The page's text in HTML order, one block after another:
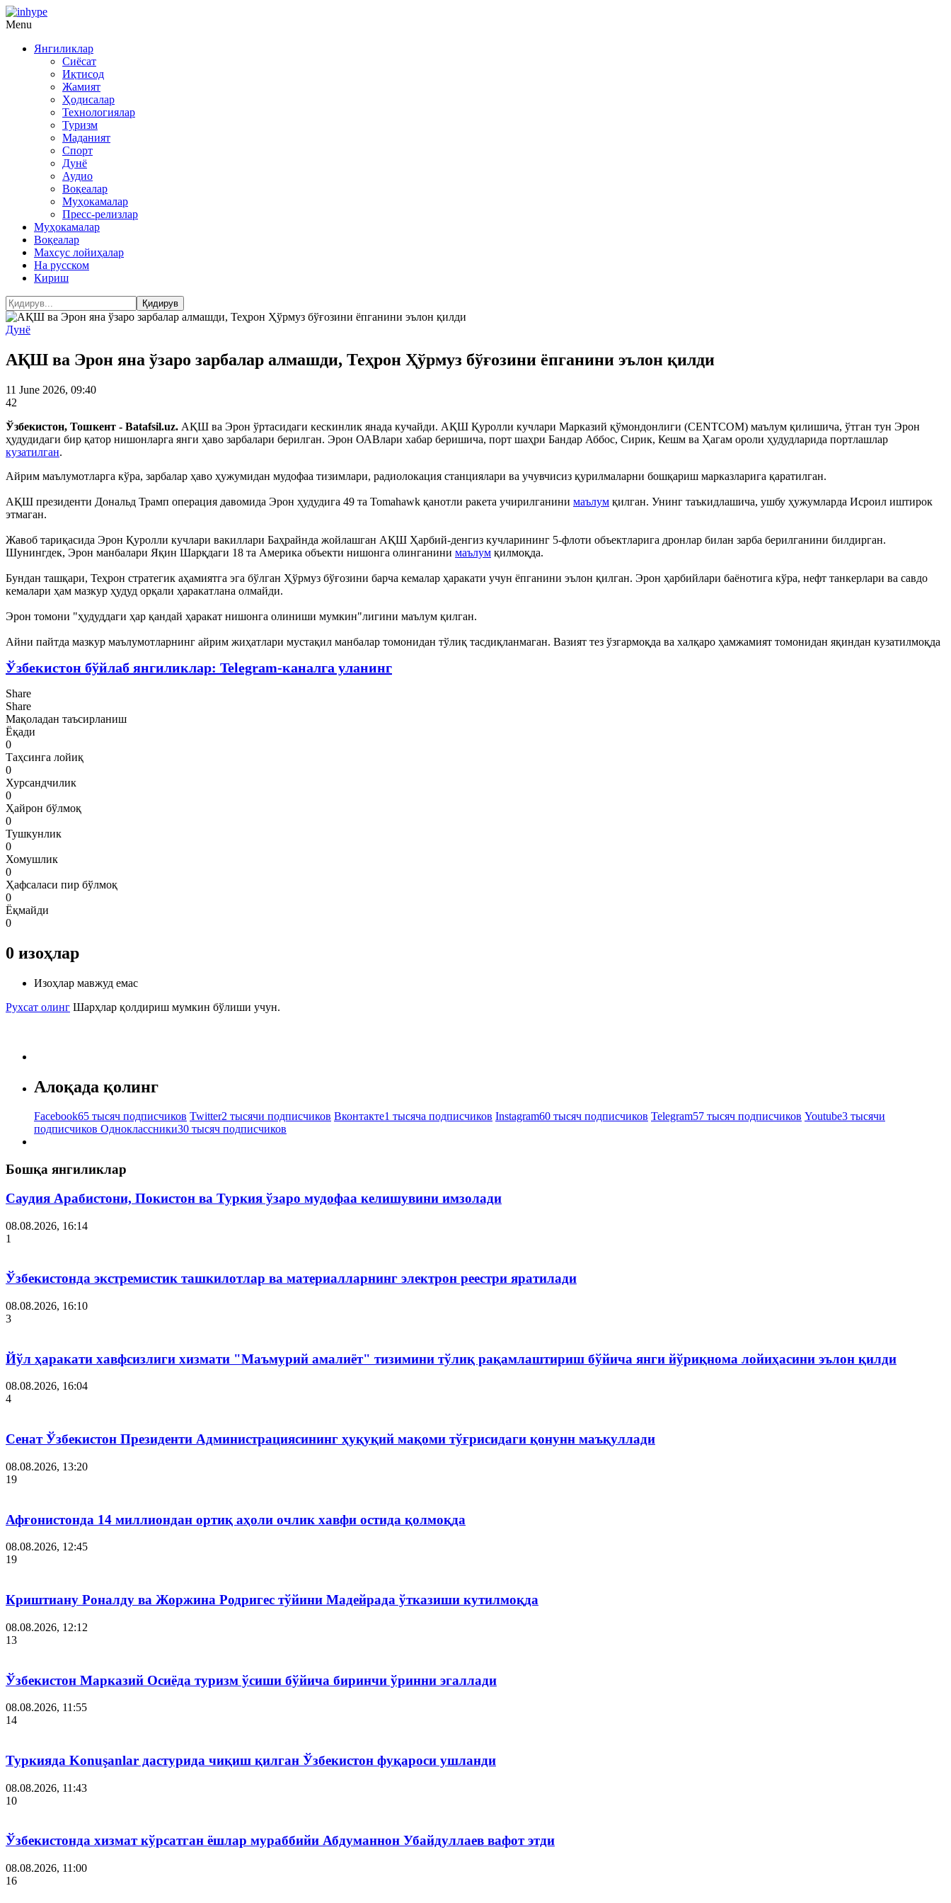
Menu
Янгиликлар
Сиёсат
Иқтисод
Жамият
Ҳодисалар
Технологиялар
Туризм
Маданият
Спорт
Дунё
Аудио
Воқеалар
Муҳокамалар
Пресс-релизлар
Муҳокамалар
Воқеалар
Махсус лойиҳалар
На русском
Кириш
Дунё
АҚШ ва Эрон яна ўзаро зарбалар алмашди, Теҳрон Ҳўрмуз бўғозини ёпганини эълон қилди
11 June 2026, 09:40
42
Ўзбекистон, Тошкент - Batafsil.uz. АҚШ ва Эрон ўртасидаги кескинлик янада кучайди. АҚШ Қуролли кучлари Марказий қўмондонлиги (CENTCOM) маълум қилишича, ўтган тун Эрон
ҳудудидаги бир қатор нишонларга янги ҳаво зарбалари берилган. Эрон ОАВлари хабар беришича, порт шаҳри Бандар Аббос, Сирик, Кешм ва Ҳагам ороли ҳудудларида портлашлар
кузатилган.
Айрим маълумотларга кўра, зарбалар ҳаво ҳужумидан мудофаа тизимлари, радиолокация станциялари ва учувчисиз қурилмаларни бошқариш марказларига қаратилган.
АҚШ президенти Дональд Трамп операция давомида Эрон ҳудудига 49 та Tomahawk қанотли ракета учирилганини маълум қилган. Унинг таъкидлашича, ушбу ҳужумларда Исроил иштирок
этмаган.
Жавоб тариқасида Эрон Қуролли кучлари вакиллари Баҳрайнда жойлашган АҚШ Ҳарбий-денгиз кучларининг 5-флоти объектларига дронлар билан зарба берилганини билдирган.
Шунингдек, Эрон манбалари Яқин Шарқдаги 18 та Америка объекти нишонга олинганини маълум қилмоқда.
Бундан ташқари, Теҳрон стратегик аҳамиятга эга бўлган Ҳўрмуз бўғозини барча кемалар ҳаракати учун ёпганини эълон қилган. Эрон ҳарбийлари баёнотига кўра, нефт танкерлари ва савдо
кемалари ҳам мазкур ҳудуд орқали ҳаракатлана олмайди.
Эрон томони "ҳудуддаги ҳар қандай ҳаракат нишонга олиниши мумкин"лигини маълум қилган.
Айни пайтда мазкур маълумотларнинг айрим жиҳатлари мустақил манбалар томонидан тўлиқ тасдиқланмаган. Вазият тез ўзгармоқда ва халқаро ҳамжамият томонидан яқиндан кузатилмоқда
Ўзбекистон бўйлаб янгиликлар: Telegram-каналга уланинг
Share
Share
Мақоладан таъсирланиш
Ёқади
0
Таҳсинга лойиқ
0
Хурсандчилик
0
Ҳайрон бўлмоқ
0
Тушкунлик
0
Хомушлик
0
Ҳафсаласи пир бўлмоқ
0
Ёқмайди
0
0 изоҳлар
Изоҳлар мавжуд емас
Рухсат олинг Шарҳлар қолдириш мумкин бўлиши учун.
Алоқада қолинг
Facebook65 тысяч подписчиков Twitter2 тысячи подписчиков Вконтакте1 тысяча подписчиков Instagram60 тысяч подписчиков Telegram57 тысяч подписчиков Youtube3 тысячи
подписчиков Одноклассники30 тысяч подписчиков
Бошқа янгиликлар
Саудия Арабистони, Покистон ва Туркия ўзаро мудофаа келишувини имзолади
08.08.2026, 16:14
1
Ўзбекистонда экстремистик ташкилотлар ва материалларнинг электрон реестри яратилади
08.08.2026, 16:10
3
Йўл ҳаракати хавфсизлиги хизмати "Маъмурий амалиёт" тизимини тўлиқ рақамлаштириш бўйича янги йўриқнома лойиҳасини эълон қилди
08.08.2026, 16:04
4
Сенат Ўзбекистон Президенти Администрациясининг ҳуқуқий мақоми тўғрисидаги қонунн маъқуллади
08.08.2026, 13:20
19
Афғонистонда 14 миллиондан ортиқ аҳоли очлик хавфи остида қолмоқда
08.08.2026, 12:45
19
Криштиану Роналду ва Жоржина Родригес тўйини Мадейрада ўтказиши кутилмоқда
08.08.2026, 12:12
13
Ўзбекистон Марказий Осиёда туризм ўсиши бўйича биринчи ўринни эгаллади
08.08.2026, 11:55
14
Туркияда Konuşanlar дастурида чиқиш қилган Ўзбекистон фуқароси ушланди
08.08.2026, 11:43
10
Ўзбекистонда хизмат кўрсатган ёшлар мураббийи Абдуманнон Убайдуллаев вафот этди
08.08.2026, 11:00
16